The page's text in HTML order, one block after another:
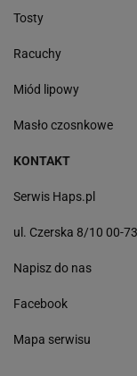
Tosty
Racuchy
Miód lipowy
Masło czosnkowe
KONTAKT
Serwis Haps.pl
ul. Czerska 8/10 00-
Napisz do nas
Facebook
Mapa serwisu